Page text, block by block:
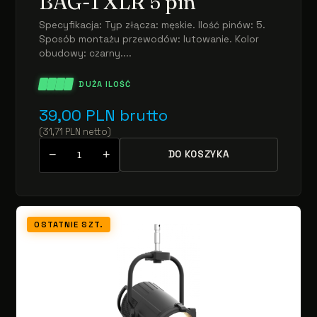
Specyfikacja: Typ złącza: męskie. Ilość pinów: 5.
Sposób montażu przewodów: lutowanie. Kolor
obudowy: czarny....
DUŻA ILOŚĆ
39,00 PLN brutto
(31,71 PLN netto)
− + DO KOSZYKA
OSTATNIE SZT.